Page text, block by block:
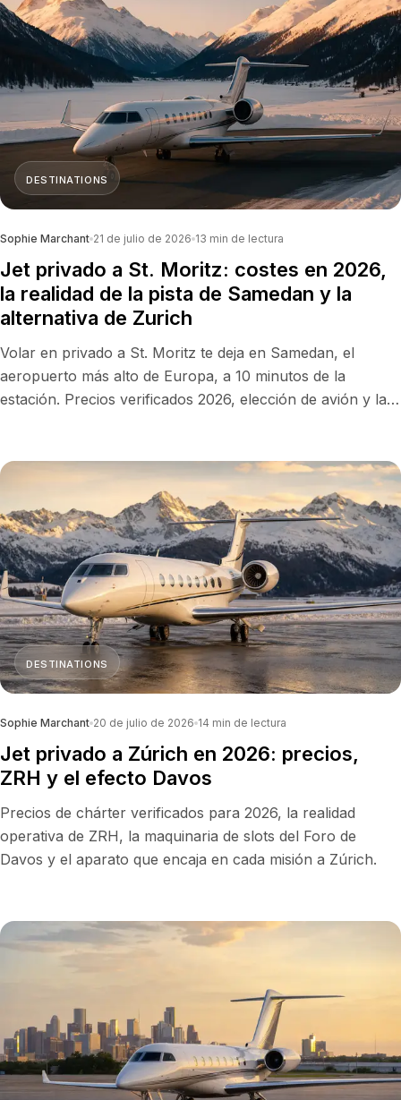
DESTINATIONS
Sophie Marchant 21 de julio de 2026 13 min de lectura
Jet privado a St. Moritz: costes en 2026,
la realidad de la pista de Samedan y la
alternativa de Zurich
Volar en privado a St. Moritz te deja en Samedan, el
aeropuerto más alto de Europa, a 10 minutos de la
estación. Precios verificados 2026, elección de avión y la
DESTINATIONS
Sophie Marchant 20 de julio de 2026 14 min de lectura
Jet privado a Zúrich en 2026: precios,
ZRH y el efecto Davos
Precios de chárter verificados para 2026, la realidad
operativa de ZRH, la maquinaria de slots del Foro de
Davos y el aparato que encaja en cada misión a Zúrich.